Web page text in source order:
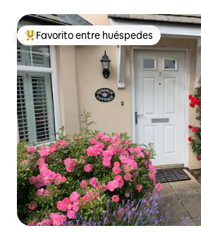
Favorito entre huéspedes preferido
Favorito entre huéspedes